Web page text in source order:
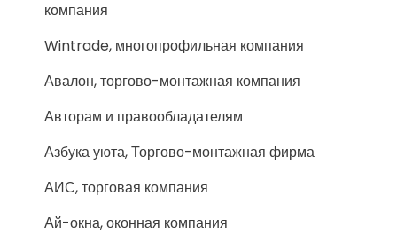
компания
Wintrade, многопрофильная компания
Авалон, торгово-монтажная компания
Авторам и правообладателям
Азбука уюта, Торгово-монтажная фирма
АИС, торговая компания
Ай-окна, оконная компания